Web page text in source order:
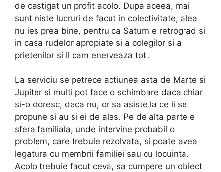
de castigat un profit acolo. Dupa aceea, mai
sunt niste lucruri de facut in colectivitate, alea
nu ies prea bine, pentru ca Saturn e retrograd si
in casa rudelor apropiate si a colegilor si a
prietenilor si il cam enerveaza toti.
La serviciu se petrece actiunea asta de Marte si
Jupiter si multi pot face o schimbare daca chiar
si-o doresc, daca nu, or sa asiste la ce li se
propune si au si ei de ales. Pe de alta parte e
sfera familiala, unde intervine probabil o
problem, care trebuie rezolvata, si poate avea
legatura cu membrii familiei sau cu locuinta.
Acolo trebuie facut ceva, sa cumpere un obiect